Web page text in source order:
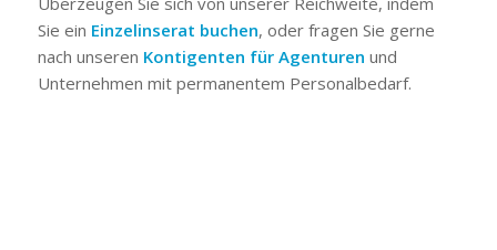
Sie ein Einzelinserat buchen, oder fragen Sie gerne
nach unseren Kontigenten für Agenturen und
Unternehmen mit permanentem Personalbedarf.